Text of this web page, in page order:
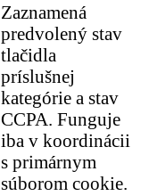
Zaznamená
predvolený stav
tlačidla
príslušnej
kategórie a stav
CCPA. Funguje
iba v koordinácii
s primárnym
súborom cookie.